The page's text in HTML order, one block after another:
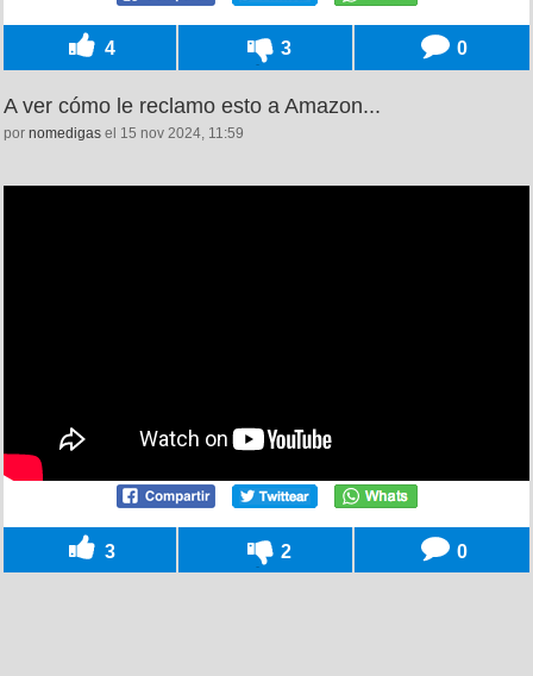
4 3 0
A ver cómo le reclamo esto a Amazon...
por nomedigas el 15 nov 2024, 11:59
3 2 0